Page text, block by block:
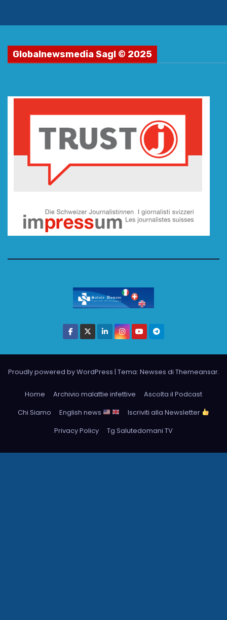
Globalnewsmedia Sagl © 2025
Proudly powered by WordPress | Tema: Newses di Themeansar.
Home Archivio malattie infettive
Ascolta il Podcast
Chi Siamo
English news
Iscriviti alla Newsletter
Privacy Policy
Tg Salutedomani TV